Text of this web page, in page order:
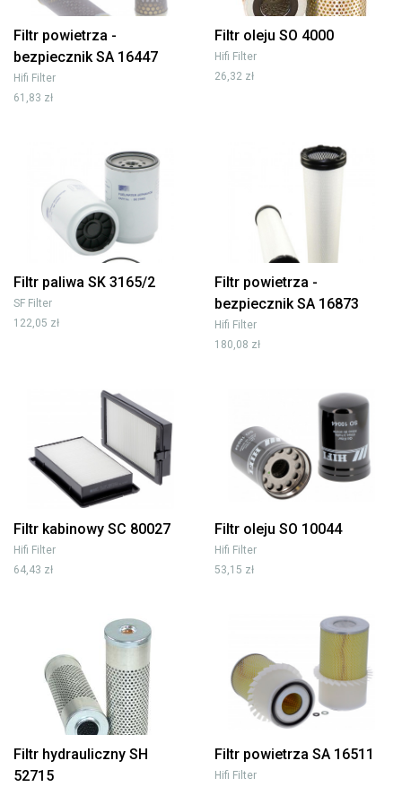
Filtr powietrza -
bezpiecznik SA 16447
Hifi Filter
61,83 zł
Filtr oleju SO 4000
Hifi Filter
26,32 zł
Filtr paliwa SK 3165/2
SF Filter
122,05 zł
Filtr powietrza -
bezpiecznik SA 16873
Hifi Filter
180,08 zł
Filtr kabinowy SC 80027
Hifi Filter
64,43 zł
Filtr oleju SO 10044
Hifi Filter
53,15 zł
Filtr hydrauliczny SH
52715
Filtr powietrza SA 16511
Hifi Filter